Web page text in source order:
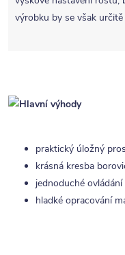
výrobku by se však určitě
praktický úložný
krásná kresba
jednoduché
hladké opracování